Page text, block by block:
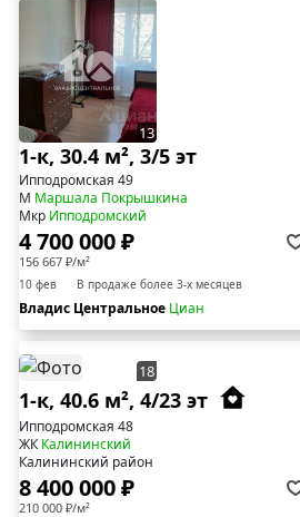
13
1-к, 30.4 м², 3/5 эт
Ипподромская 49
М Маршала Покрышкина
Мкр Ипподромский
4 700 000 ₽
156 667 ₽/м²
10 фев В продаже более 3-х месяцев
Владис Центральное Циан
18
1-к, 40.6 м², 4/23 эт
Ипподромская 48
ЖККалининский
Калининский район
8 400 000 ₽
210 000 ₽/м²